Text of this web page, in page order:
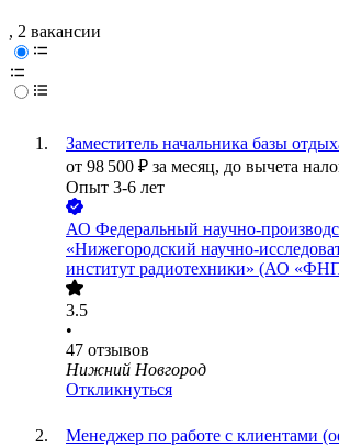
, 2 вакансии
Заместитель начальника базы
от 98 500 ₽ за месяц, до вычета
Опыт 3-6 лет
АО Федеральный научно-
«Нижегородский научно-
институт радиотехники» (АО
3.5
•
47 отзывов
Нижний Новгород
Откликнуться
Менеджер по работе с клиентами